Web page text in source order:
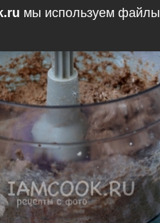
мы используем файлы